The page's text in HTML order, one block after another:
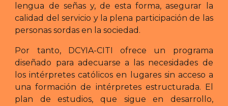
lengua de señas y, de esta forma, asegurar la
calidad del servicio y la plena participación de las
personas sordas en la sociedad.
Por tanto, DCYIA-CITI ofrece un programa
diseñado para adecuarse a las necesidades de
los intérpretes católicos en lugares sin acceso a
una formación de intérpretes estructurada. El
plan de estudios, que sigue en desarrollo,